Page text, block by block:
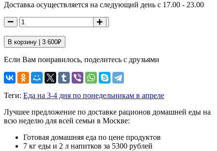
Доставка осуществляется на следующий день с 17.00 - 23.00
В корзину | 3 600₽
Если Вам понравилось, поделитесь с друзьями
Теги: Еда на 3-4 дня по понедельникам в апреле
Лучшее предложение по доставке рационов домашней еды на
всю неделю для всей семьи в Москве:
Готовая домашняя еда по цене продуктов
7 кг еды и 2 л напитков за 5300 рублей